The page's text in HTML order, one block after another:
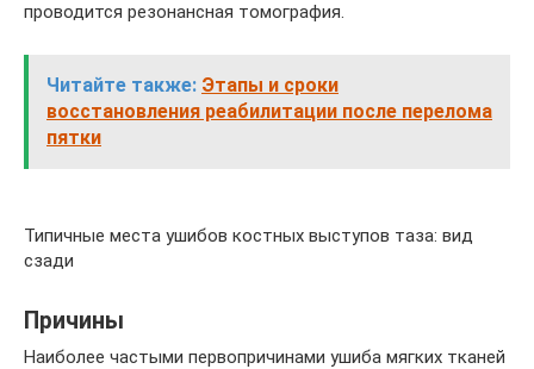
проводится резонансная томография.
Читайте также: Этапы и сроки
восстановления реабилитации после перелома
пятки
Типичные места ушибов костных выступов таза: вид
сзади
Причины
Наиболее частыми первопричинами ушиба мягких тканей